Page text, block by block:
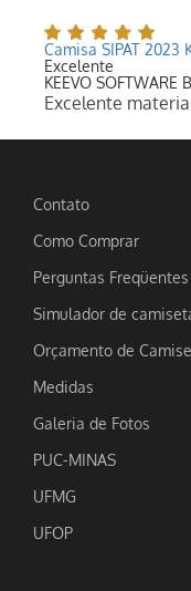
Camisa SIPAT 2023
Excelente
KEEVO
Excelente
Contato
Como Comprar
Perguntas Freqüentes
Simulador de
Orçamento de
Medidas
Galeria de Fotos
PUC-MINAS
UFMG
UFOP